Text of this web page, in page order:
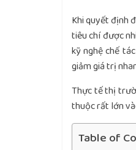
Khi quyết định
tiêu chí được
kỹ nghệ chế
giảm giá trị
Thực tế thị
thuộc rất lớn
Table of